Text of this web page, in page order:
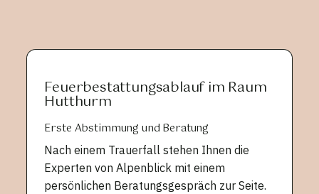
Feuerbestattungsablauf im Raum
Hutthurm
Erste Abstimmung und Beratung
Nach einem Trauerfall stehen Ihnen die
Experten von Alpenblick mit einem
persönlichen Beratungsgespräch zur Seite.